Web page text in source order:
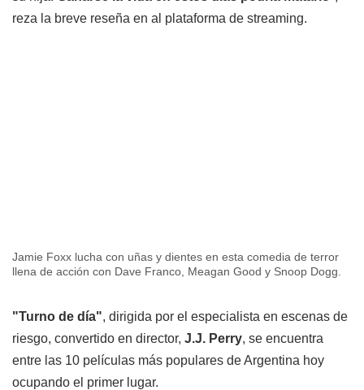
reza la breve reseña en al plataforma de streaming.
Jamie Foxx lucha con uñas y dientes en esta comedia de terror
llena de acción con Dave Franco, Meagan Good y Snoop Dogg.
"Turno de día", dirigida por el especialista en escenas de
riesgo, convertido en director, J.J. Perry, se encuentra
entre las 10 películas más populares de Argentina hoy
ocupando el primer lugar.